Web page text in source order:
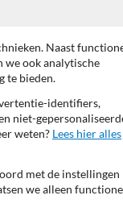
laminaat 99%
Naast
we ook analytische
te bieden.
identifiers,
niet-
weten? Lees hier alles
met de instellingen
we alleen